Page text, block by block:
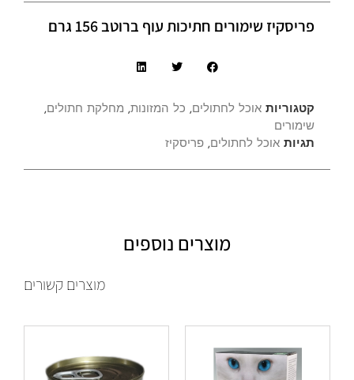
פריסקיז שימורים חתיכות עוף ברוטב 156 גרם
קטגוריות אוכל לחתולים, כל המזונות, מחלקת חתולים,
שימורים
תגיות אוכל לחתולים, פריסקיז
מוצרים נוספים
מוצרים קשורים